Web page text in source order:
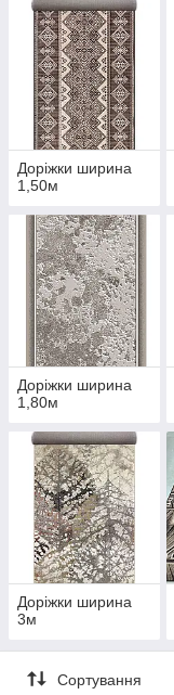
Доріжки ширина
1,50м
Доріжки ширина
1,80м
Доріжки ширина
3м
Сортування